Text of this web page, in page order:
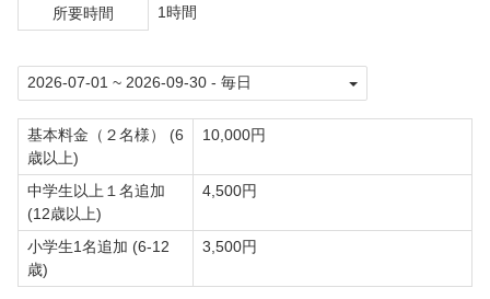
所要時間 1時間
基本料金（２名様） (6
歳以上)
10,000円
中学生以上１名追加
(12歳以上)
4,500円
小学生1名追加 (6-12
歳)
3,500円